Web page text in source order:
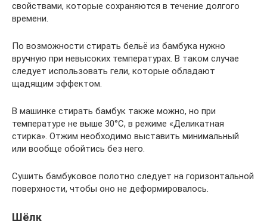
свойствами, которые сохраняются в течение долгого
времени.
По возможности стирать бельё из бамбука нужно
вручную при невысоких температурах. В таком случае
следует использовать гели, которые обладают
щадящим эффектом.
В машинке стирать бамбук также можно, но при
температуре не выше 30°C, в режиме «Деликатная
стирка». Отжим необходимо выставить минимальный
или вообще обойтись без него.
Сушить бамбуковое полотно следует на горизонтальной
поверхности, чтобы оно не деформировалось.
Шёлк